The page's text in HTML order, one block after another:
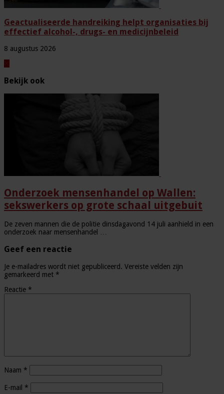
Geactualiseerde handreiking helpt organisaties bij
effectief alcohol-, drugs- en medicijnbeleid
8 augustus 2026
Bekijk ook
Onderzoek mensenhandel op Wallen:
sekswerkers op grote schaal uitgebuit
De zeven mannen die de politie dinsdagavond 14 juli aanhield in een
onderzoek naar mensenhandel …
Geef een reactie
Je e-mailadres wordt niet gepubliceerd. Vereiste velden zijn
gemarkeerd met *
Reactie *
Naam *
E-mail *